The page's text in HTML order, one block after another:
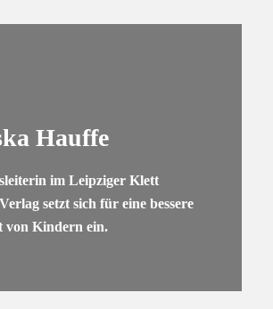
Hauffe
im Leipziger Klett
setzt sich für eine bessere
von Kindern ein.